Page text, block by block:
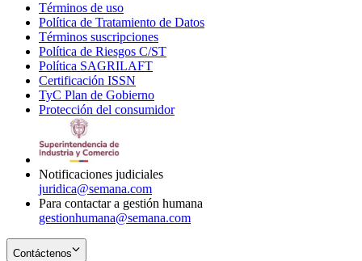
Términos de uso
in
new
window
Política de Tratamiento de Datos
Términos suscripciones
in
Política de Riesgos C/ST
Política SAGRILAFT
new
window
Certificación ISSN
in
new
TyC Plan de Gobierno
in
Protección del consumidorOpens
Notificaciones judiciales
juridica@semana.com
Para contactar a gestión humana
gestionhumana@semana.com
Contáctenos